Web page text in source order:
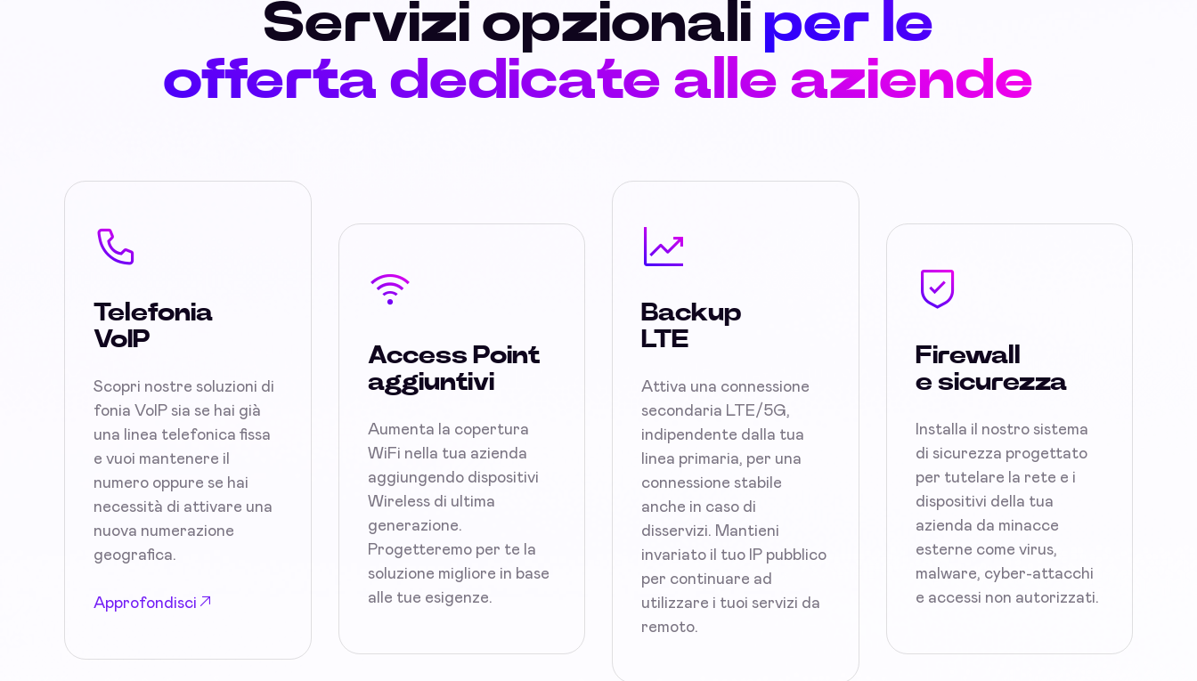
Servizi opzionali per le
offerta dedicate alle aziende
Telefonia
VoIP
Scopri nostre soluzioni di
fonia VoIP sia se hai già
una linea telefonica fissa
e vuoi mantenere il
numero oppure se hai
necessità di attivare una
nuova numerazione
geografica.
Approfondisci
Access Point
aggiuntivi
Aumenta la copertura
WiFi nella tua azienda
aggiungendo dispositivi
Wireless di ultima
generazione.
Progetteremo per te la
soluzione migliore in base
alle tue esigenze.
Backup
LTE
Attiva una connessione
secondaria LTE/5G,
indipendente dalla tua
linea primaria, per una
connessione stabile
anche in caso di
disservizi. Mantieni
invariato il tuo IP pubblico
per continuare ad
utilizzare i tuoi servizi da
remoto.
Firewall
e sicurezza
Installa il nostro sistema
di sicurezza progettato
per tutelare la rete e i
dispositivi della tua
azienda da minacce
esterne come virus,
malware, cyber-attacchi
e accessi non autorizzati.